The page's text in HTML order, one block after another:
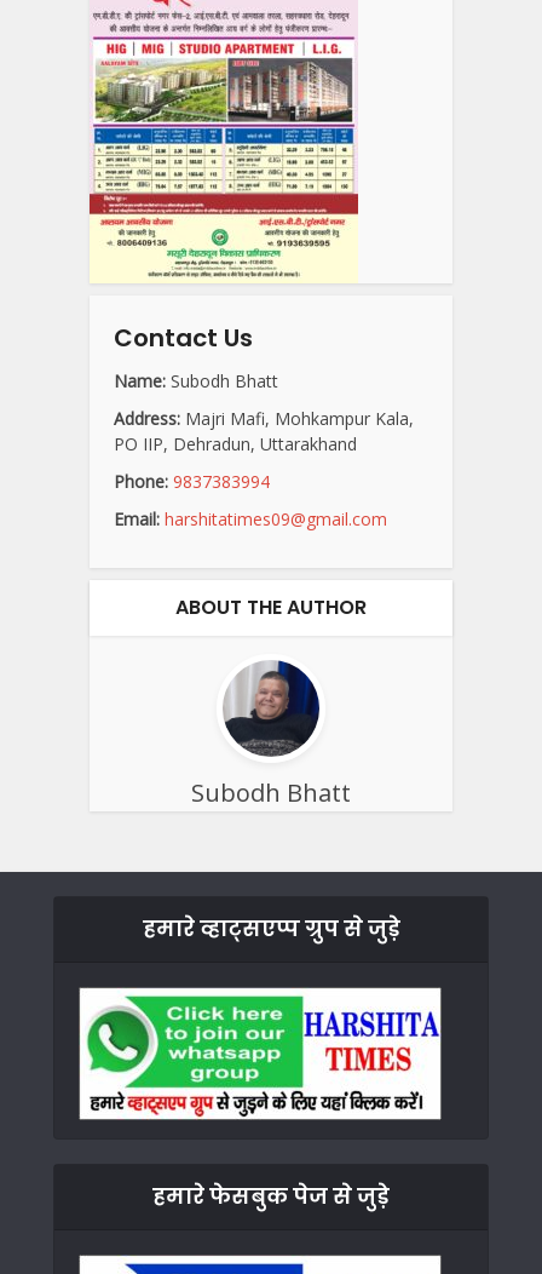
Contact Us
Name: Subodh Bhatt
Address: Majri Mafi, Mohkampur Kala,
PO IIP, Dehradun, Uttarakhand
Phone: 9837383994
Email: harshitatimes09@gmail.com
ABOUT THE AUTHOR
Subodh Bhatt
हमारे व्हाट्सएप्प ग्रुप से जुड़े
हमारे फेसबुक पेज से जुड़े